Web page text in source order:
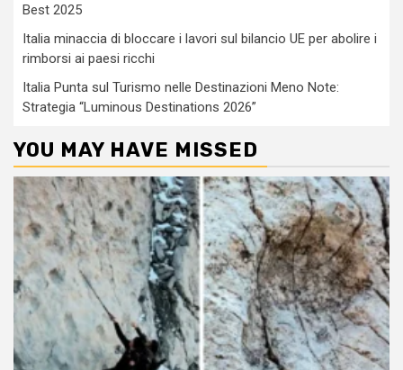
Best 2025
Italia minaccia di bloccare i lavori sul bilancio UE per abolire i
rimborsi ai paesi ricchi
Italia Punta sul Turismo nelle Destinazioni Meno Note:
Strategia “Luminous Destinations 2026”
YOU MAY HAVE MISSED